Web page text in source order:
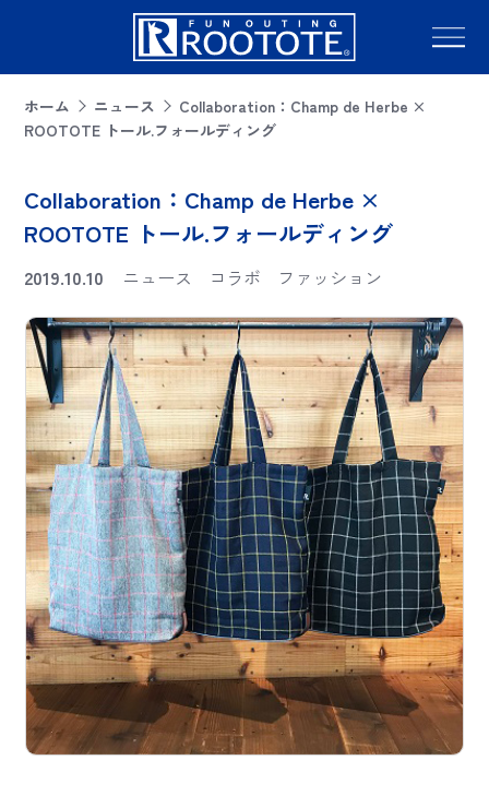
ホーム ニュース
Collaboration：Champ de Herbe ×
ROOTOTE トール.フォールディング
Collaboration：Champ de Herbe ×
ROOTOTE トール.フォールディング
2019.10.10 ニュース コラボ ファッション